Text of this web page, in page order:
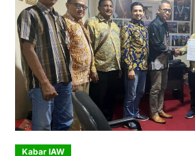
Kabar IAW